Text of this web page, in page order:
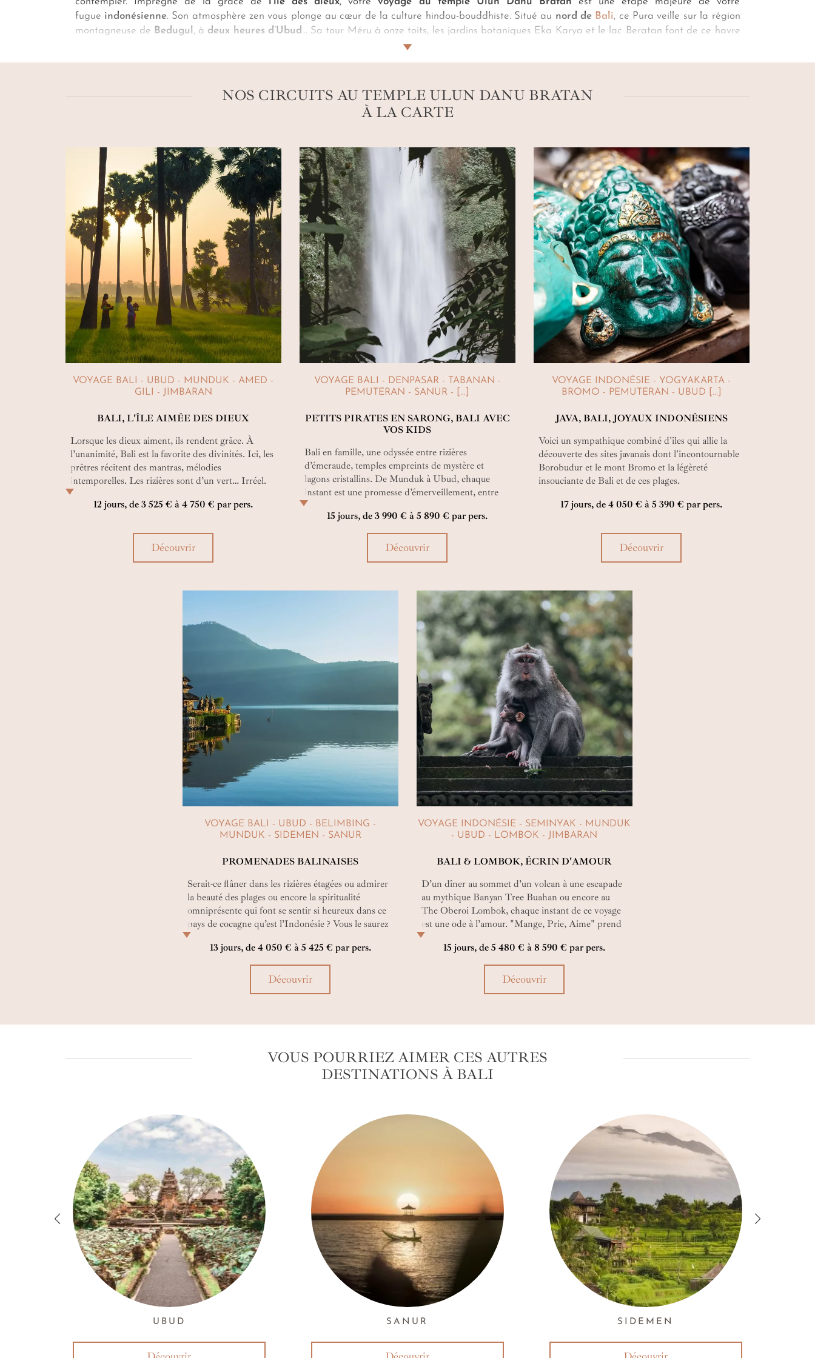
fugue indonésienne. Son atmosphère zen vous plonge au cœur de la culture hindou-bouddhiste. Situé au nord de Bali, ce Puraveille sur la région
montagneuse de Bedugul, à deux heures d’Ubud... Sa tour Méru à onze toits, les jardins botaniques Eka Karya et le lac Beratan font de ce havre
une halte sacrée où s’accordent tranquillité et magnificence. Deux maîtres-mots accentués par
NOS CIRCUITS AU TEMPLE ULUN DANU BRATAN
À LA CARTE
VOYAGE BALI - UBUD - MUNDUK - AMED -
GILI - JIMBARAN
BALI, L'ÎLE AIMÉE DES DIEUX
Lorsque les dieux aiment, ils rendent grâce. À
l’unanimité, Bali est la favorite des divinités. Ici, les
prêtres récitent des mantras, mélodies
intemporelles. Les rizières sont d’un vert… Irréel.
Le paradis existe et vous allez le rencontrer sur une
plage de Bali ou face à la beauté d’une offrande
12 jours, de 3 525 € à 4 750 € par pers.
Découvrir
VOYAGE BALI - DENPASAR - TABANAN -
PEMUTERAN - SANUR - [...]
PETITS PIRATES EN SARONG, BALI AVEC
VOS KIDS
Bali en famille, une odyssée entre rizières
d’émeraude, temples empreints de mystère et
lagons cristallins. De Munduk à Ubud, chaque
instant est une promesse d’émerveillement, entre
rencontres sincères et découvertes inoubliables.
Luxe discret, nature préservée, aventures douces :
un voyage où petits et grands tissent ensemble des
15 jours, de 3 990 € à 5 890 € par pers.
Découvrir
VOYAGE INDONÉSIE - YOGYAKARTA -
BROMO - PEMUTERAN - UBUD [...]
JAVA, BALI, JOYAUX INDONÉSIENS
Voici un sympathique combiné d'îles qui allie la
découverte des sites javanais dont l'incontournable
Borobudur et le mont Bromo et la légèreté
insouciante de Bali et de ces plages.
17 jours, de 4 050 € à 5 390 € par pers.
Découvrir
VOYAGE BALI - UBUD - BELIMBING -
MUNDUK - SIDEMEN - SANUR
PROMENADES BALINAISES
Serait-ce flâner dans les rizières étagées ou admirer
la beauté des plages ou encore la spiritualité
omniprésente qui font se sentir si heureux dans ce
pays de cocagne qu’est l’Indonésie ? Vous le saurez
surement après ce beau voyage aux accents culturels
dont les balades vous feront pénétrer au cœur de
13 jours, de 4 050 € à 5 425 € par pers.
Découvrir
VOYAGE INDONÉSIE - SEMINYAK - MUNDUK
- UBUD - LOMBOK - JIMBARAN
BALI & LOMBOK, ÉCRIN D'AMOUR
D’un dîner au sommet d’un volcan à une escapade
au mythique Banyan Tree Buahan ou encore au
The Oberoi Lombok, chaque instant de ce voyage
est une ode à l’amour. "Mange, Prie, Aime" prend
tout son sens entre rizières enchantées, temples
sacrés et retraites luxueuses face à l’océan. Une
parenthèse à deux, hors du temps…
15 jours, de 5 480 € à 8 590 € par pers.
Découvrir
VOUS POURRIEZ AIMER CES AUTRES
DESTINATIONS À BALI
UBUD SANUR SIDEMEN